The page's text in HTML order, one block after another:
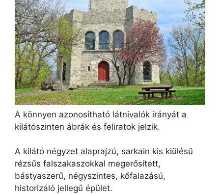
A könnyen azonosítható látnivalók irányát a
kilátószinten ábrák és feliratok jelzik.
A kilátó négyzet alaprajzú, sarkain kis kiülésű
rézsűs falszakaszokkal megerősített,
bástyaszerű, négyszintes, kőfalazású,
historizáló jellegű épület.